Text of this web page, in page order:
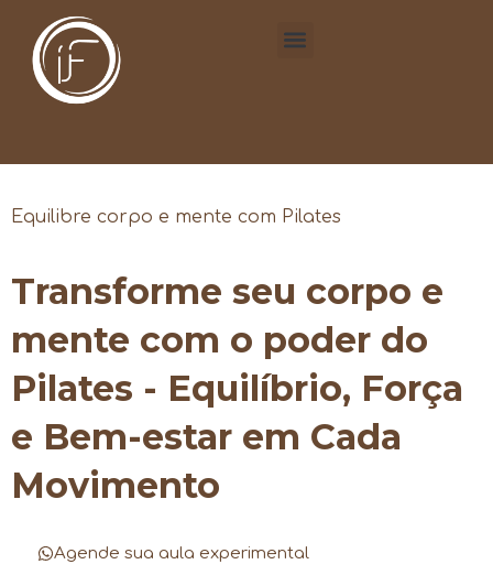
Equilibre corpo e mente com Pilates
Transforme seu corpo e
mente com o poder do
Pilates - Equilíbrio, Força
e Bem-estar em Cada
Movimento
Agende sua aula experimental